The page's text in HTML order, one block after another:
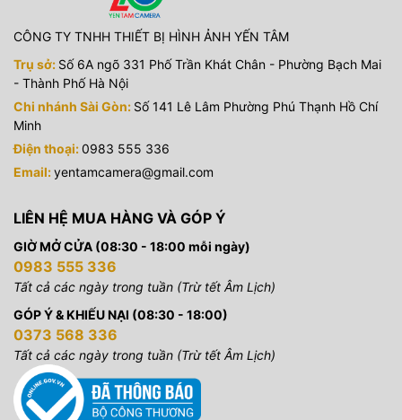
CÔNG TY TNHH THIẾT BỊ HÌNH ẢNH YẾN TÂM
Trụ sở: Số 6A ngõ 331 Phố Trần Khát Chân - Phường Bạch Mai
- Thành Phố Hà Nội
Chi nhánh Sài Gòn: Số 141 Lê Lâm Phường Phú Thạnh Hồ Chí
Minh
Điện thoại:0983 555 336
Email:yentamcamera@gmail.com
LIÊN HỆ MUA HÀNG VÀ GÓP Ý
GIỜ MỞ CỬA (08:30 - 18:00 mỗi ngày)
0983 555 336
Tất cả các ngày trong tuần (Trừ tết Âm Lịch)
GÓP Ý & KHIẾU NẠI (08:30 - 18:00)
0373 568 336
Tất cả các ngày trong tuần (Trừ tết Âm Lịch)